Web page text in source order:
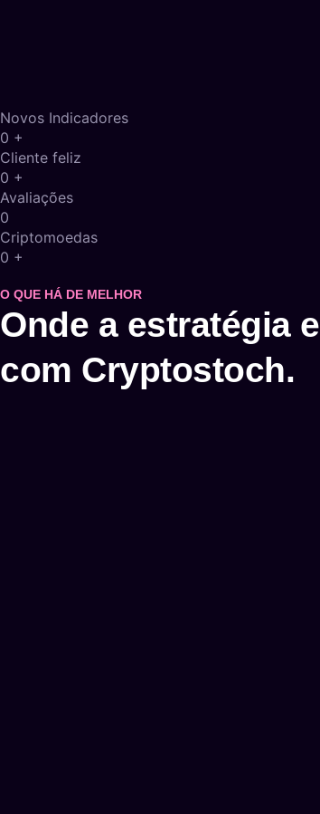
Novos Indicadores
0 +
Cliente feliz
0 +
Avaliações
0
Criptomoedas
0 +
O QUE HÁ DE MELHOR
Onde a estratégia
com Cryptostoch.